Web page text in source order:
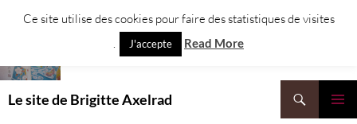
Le site de Brigitte Axelrad
Ce site utilise des cookies pour faire des statistiques de visites
.
J'accepte Read More